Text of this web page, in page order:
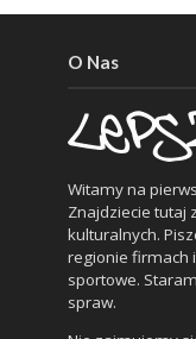
O Nas
Witamy na
Znajdziecie tutaj
kulturalnych.
regionie firmach
sportowe.
spraw.